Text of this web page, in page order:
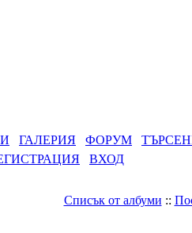
ГАЛЕРИЯ ФОРУМ
ВХОД
Списък от албуми ::